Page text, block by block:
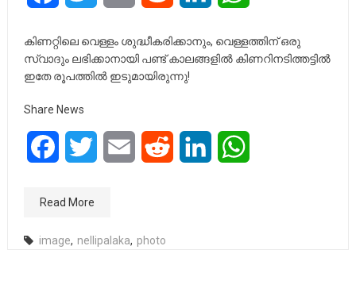
കിണറ്റിലെ വെള്ളം ശുദ്ധീകരിക്കാനും, വെള്ളത്തിന് ഒരു
സ്വാദും ലഭിക്കാനായി പണ്ട് കാലങ്ങളിൽ കിണറിനടിത്തട്ടിൽ
ഇതേ രൂപത്തിൽ ഇടുമായിരുന്നു!
Share News
FacebookTwitter Email Reddit LinkedIn
Read More
image, nellipalaka, photo